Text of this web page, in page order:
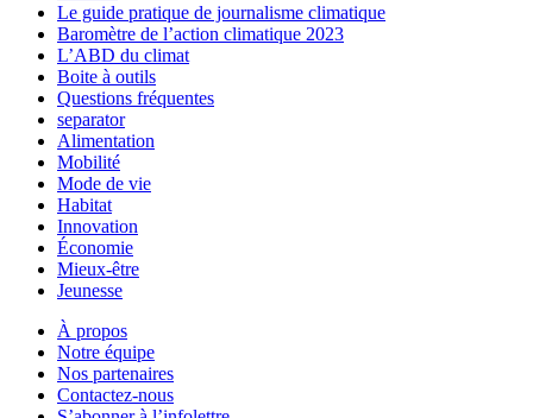
Le guide pratique de journalisme climatique
Baromètre de l’action climatique 2023
L’ABD du climat
Boite à outils
Questions fréquentes
separator
Alimentation
Mobilité
Mode de vie
Habitat
Innovation
Économie
Mieux-être
Jeunesse
À propos
Notre équipe
Nos partenaires
Contactez-nous